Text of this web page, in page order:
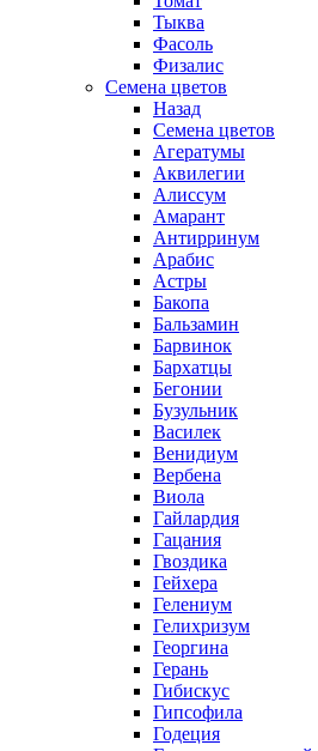
Тыква
Фасоль
Физалис
Семена цветов
Назад
Семена цветов
Агератумы
Аквилегии
Алиссум
Амарант
Антирринум
Арабис
Астры
Бакопа
Бальзамин
Барвинок
Бархатцы
Бегонии
Бузульник
Василек
Венидиум
Вербена
Виола
Гайлардия
Гацания
Гвоздика
Гейхера
Гелениум
Гелихризум
Георгина
Герань
Гибискус
Гипсофила
Годеция